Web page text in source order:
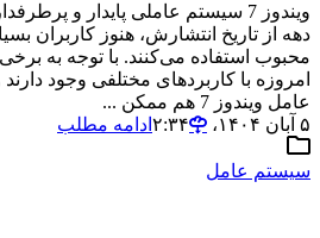
ویندوز 7 سیستم عاملی پایدار و
دهه از تاریخ انتشارش، هنوز کاربران
محبوب استفاده می‌کنند. با توجه به
امروزه با کاربردهای مختلفی وجود
عامل ویندوز 7 هم ممکن ...
۵ آبان ۱۴۰۴،‏ ۲:۳۴
ادامه مطلب
سیستم عامل